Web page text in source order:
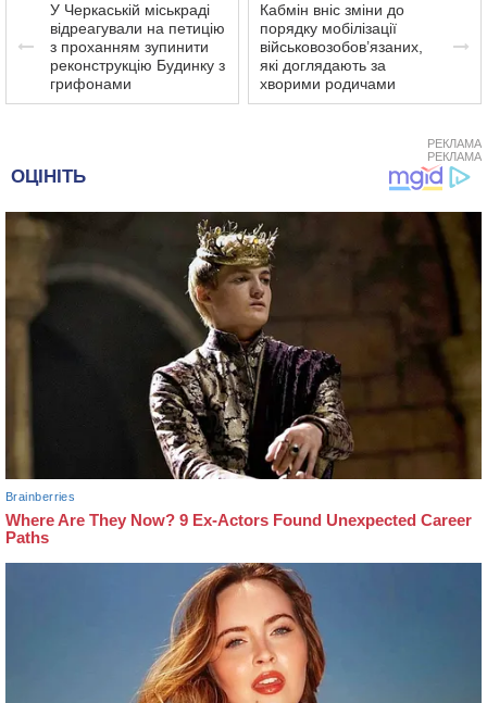
У Черкаській міськраді
відреагували на петицію
з проханням зупинити
реконструкцію Будинку з
грифонами
Кабмін вніс зміни до
порядку мобілізації
військовозобов’язаних,
які доглядають за
хворими родичами
РЕКЛАМА
РЕКЛАМА